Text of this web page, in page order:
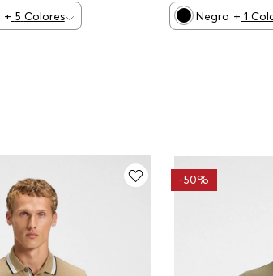
+ 5 Colores
Negro + 1
-50%